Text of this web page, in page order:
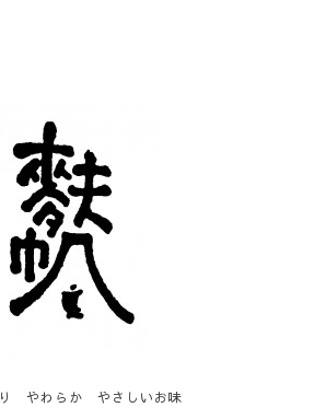
やわらか やさしいお味